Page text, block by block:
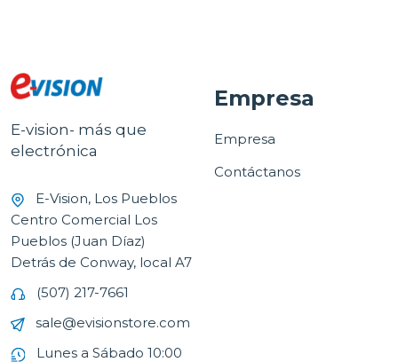
E-vision- más que
electrónica
E-Vision, Los Pueblos
Centro Comercial Los
Pueblos (Juan Díaz)
Detrás de Conway, local A7
(507) 217-7661
sale@evisionstore.com
Lunes a Sábado 10:00
Empresa
Empresa
Contáctanos